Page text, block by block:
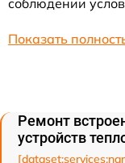
соблюдении
Показать
Ремонт
устройств